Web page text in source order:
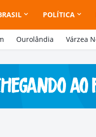
POLÍTICA
Ourolândia Várzea